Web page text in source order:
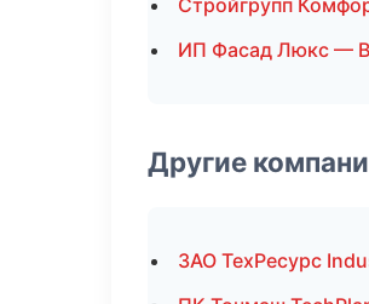
Стройгрупп
ИП Фасад Люкс —
Другие
ЗАО ТехРесурс